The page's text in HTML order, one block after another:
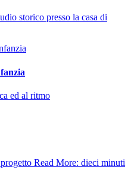
storico presso la casa di
ed al ritmo
Read More: dieci minuti